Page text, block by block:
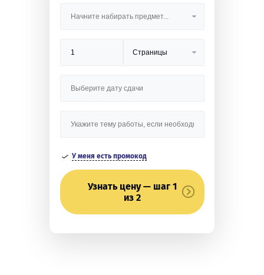
У меня есть промокод
Узнать цену — шаг 1
из 2